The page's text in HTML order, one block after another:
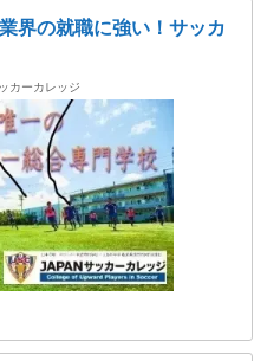
界の就職に強い！サッカ
カーカレッジ